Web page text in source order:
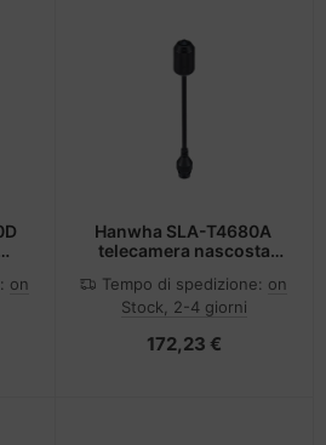
on
Hanwha SLA-T4680A
telecamera nascosta
Tempo di spedizione: on
Stock, 2-4 giorni
172,23 €